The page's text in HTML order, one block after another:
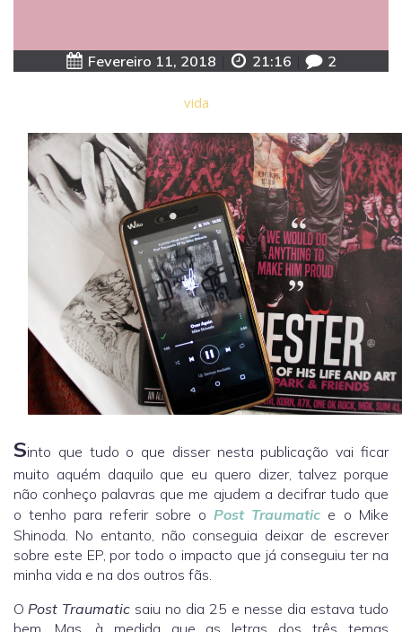
Fevereiro 11, 2018 21:16 2
vida
Sinto que tudo o que disser nesta publicação vai ficar
muito aquém daquilo que eu quero dizer, talvez porque
não conheço palavras que me ajudem a decifrar tudo que
o tenho para referir sobre o Post Traumatic e o Mike
Shinoda. No entanto, não conseguia deixar de escrever
sobre este EP, por todo o impacto que já conseguiu ter na
minha vida e na dos outros fãs.
O Post Traumatic saiu no dia 25 e nesse dia estava tudo
bem. Mas, à medida que as letras dos três temas